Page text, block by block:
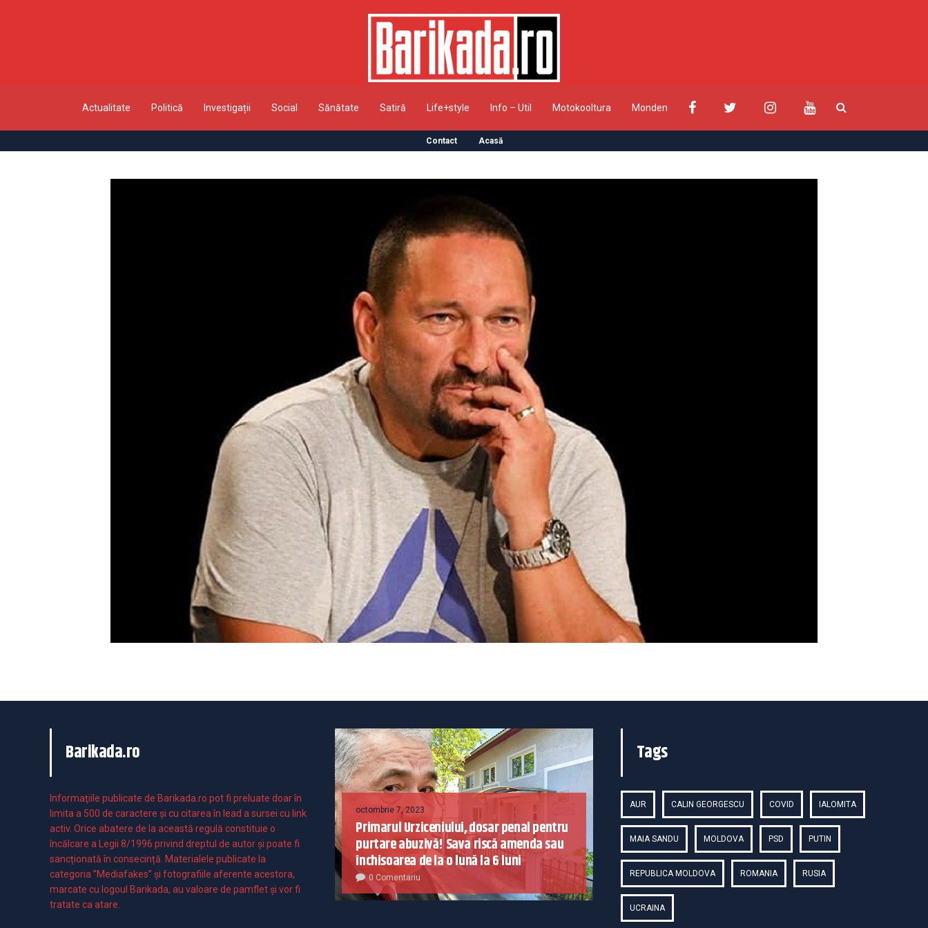
Actualitate Politică Investigații Social Sănătate Satiră Life+style Info – Util Motokooltura Monden
Contact Acasă
Barikada.ro
Informaţiile publicate de Barikada.ro pot fi preluate doar în
limita a 500 de caractere şi cu citarea în lead a sursei cu link
activ. Orice abatere de la această regulă constituie o
încălcare a Legii 8/1996 privind dreptul de autor și poate fi
sancționată în consecință. Materialele publicate la
categoria ”Mediafakes” și fotografiile aferente acestora,
marcate cu logoul Barikada, au valoare de pamflet și vor fi
tratate ca atare.
octombrie 7, 2023
Primarul Urziceniului, dosar penal pentru
purtare abuzivă! Sava riscă amenda sau
închisoarea de la o lună la 6 luni
0 Comentariu
Tags
AUR CALIN GEORGESCU COVID IALOMITA
MAIA SANDU MOLDOVA PSD PUTIN
REPUBLICA MOLDOVA ROMANIA RUSIA
UCRAINA